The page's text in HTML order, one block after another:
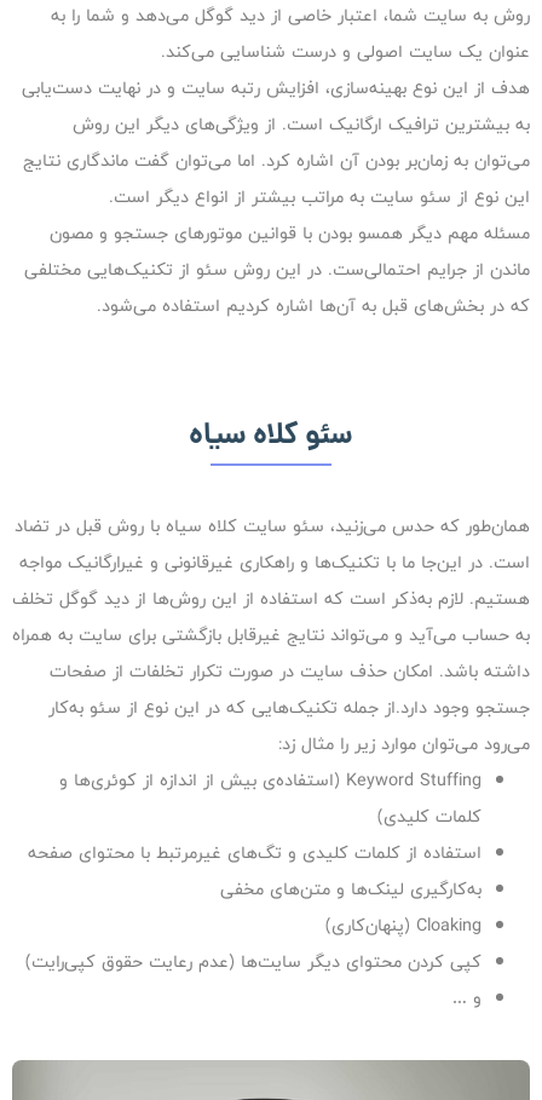
روش به سایت شما، اعتبار خاصی از دید گوگل می‌دهد و شما را به
عنوان یک سایت اصولی و درست شناسایی می‌کند.
هدف از این نوع بهینه‌سازی، افزایش رتبه‌ سایت و در نهایت دست‌یابی
به بیشترین ترافیک ارگانیک است. از ویژگی‌های دیگر این روش
می‌توان به زمان‌بر بودن آن اشاره کرد. اما می‌توان گفت ماندگاری نتایج
این نوع از سئو سایت به مراتب بیشتر از انواع دیگر است.
مسئله‌ مهم دیگر همسو بودن با قوانین موتورهای جستجو و مصون
ماندن از جرایم احتمالی‌ست. در این روش سئو از تکنیک‌هایی مختلفی
که در بخش‌های قبل به آن‌ها اشاره کردیم استفاده می‌شود.
سئو کلاه سیاه
همان‌طور که حدس می‌زنید، سئو سایت کلاه سیاه با روش قبل در تضاد
است. در این‌جا ما با تکنیک‌ها و راهکاری غیرقانونی و غیرارگانیک مواجه
هستیم. لازم به‌ذکر است که استفاده از این روش‌ها از دید گوگل تخلف
به حساب می‌آید و می‌تواند نتایج غیرقابل بازگشتی برای سایت به همراه
داشته باشد. امکان حذف سایت در صورت تکرار تخلفات از صفحات
جستجو وجود دارد.از جمله تکنیک‌هایی که در این نوع از سئو به‌کار
می‌رود می‌توان موارد زیر را مثال زد:
Keyword Stuffing (استفاده‌ی بیش از اندازه از کوئری‌ها و
کلمات کلیدی)
استفاده از کلمات کلیدی و تگ‌های غیرمرتبط با محتوای صفحه
به‌کارگیری لینک‌ها و متن‌های مخفی
Cloaking (پنهان‌کاری)
کپی کردن محتوای دیگر سایت‌ها (عدم رعایت حقوق کپی‌رایت)
و …